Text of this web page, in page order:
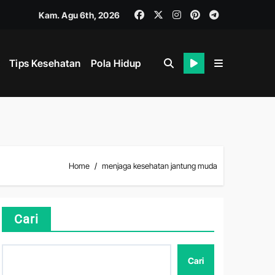
Mental
Kam. Agu 6th, 2026
Tips Kesehatan Pola Hidup
Home menjaga kesehatan jantung muda
Cari
Cari